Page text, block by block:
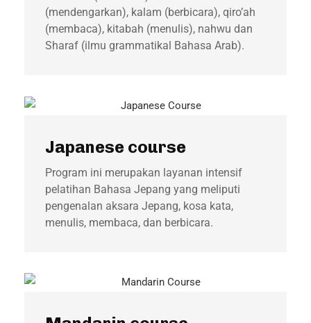
(mendengarkan), kalam (berbicara), qiro’ah
(membaca), kitabah (menulis), nahwu dan
Sharaf (ilmu grammatikal Bahasa Arab).
Japanese course
Program ini merupakan layanan intensif
pelatihan Bahasa Jepang yang meliputi
pengenalan aksara Jepang, kosa kata,
menulis, membaca, dan berbicara.